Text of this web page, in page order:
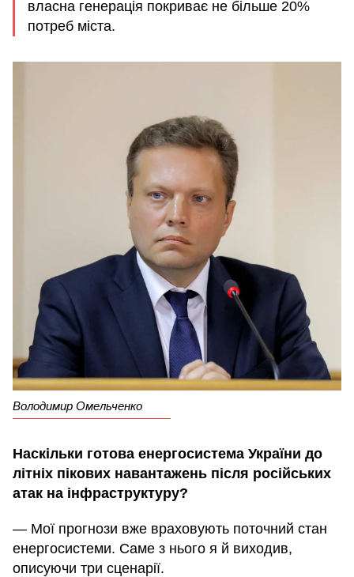
власна генерація покриває не більше 20%
потреб міста.
Володимир Омельченко
Наскільки готова енергосистема України до
літніх пікових навантажень після російських
атак на інфраструктуру?
— Мої прогнози вже враховують поточний стан
енергосистеми. Саме з нього я й виходив,
описуючи три сценарії.